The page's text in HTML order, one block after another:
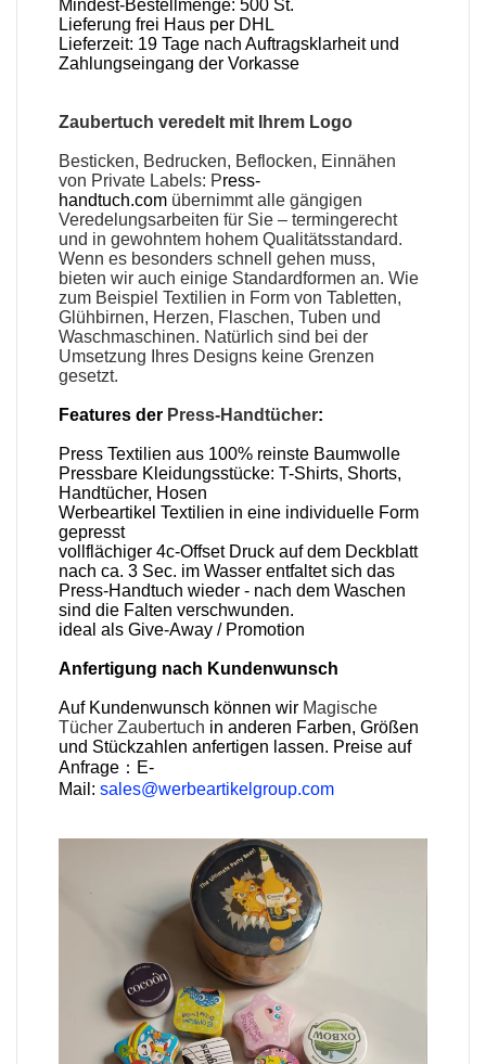
Mindest-Bestellmenge: 500 St.
Lieferung frei Haus per DHL
Lieferzeit: 19 Tage nach Auftragsklarheit und
Zahlungseingang der Vorkasse
Zaubertuch veredelt mit Ihrem Logo
Besticken, Bedrucken, Beflocken, Einnähen
von Private Labels: Press-
handtuch.com übernimmt alle gängigen
Veredelungsarbeiten für Sie – termingerecht
und in gewohntem hohem Qualitätsstandard.
Wenn es besonders schnell gehen muss,
bieten wir auch einige Standardformen an. Wie
zum Beispiel Textilien in Form von Tabletten,
Glühbirnen, Herzen, Flaschen, Tuben und
Waschmaschinen. Natürlich sind bei der
Umsetzung Ihres Designs keine Grenzen
gesetzt.
Features der Press-Handtücher:
Press Textilien aus 100% reinste Baumwolle
Pressbare Kleidungsstücke: T-Shirts, Shorts,
Handtücher, Hosen
Werbeartikel Textilien in eine individuelle Form
gepresst
vollflächiger 4c-Offset Druck auf dem Deckblatt
nach ca. 3 Sec. im Wasser entfaltet sich das
Press-Handtuch wieder - nach dem Waschen
sind die Falten verschwunden.
ideal als Give-Away / Promotion
Anfertigung nach Kundenwunsch
Auf Kundenwunsch können wir Magische
Tücher Zaubertuch in anderen Farben, Größen
und Stückzahlen anfertigen lassen. Preise auf
Anfrage：E-
Mail:sales@werbeartikelgroup.com